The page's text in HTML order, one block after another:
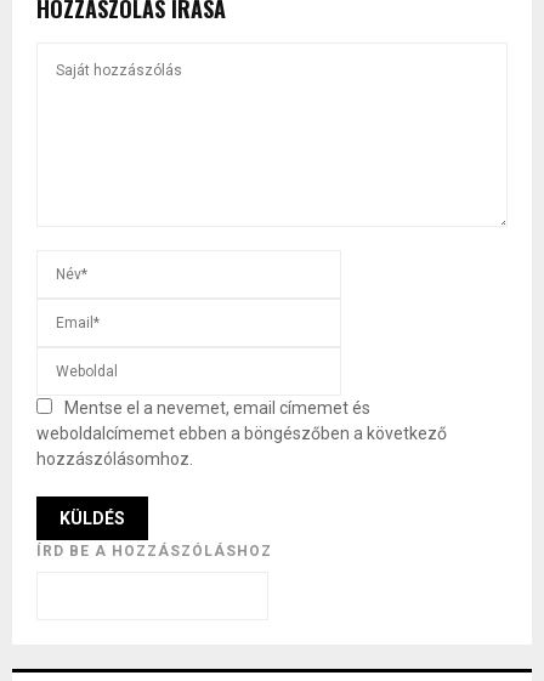
HOZZÁSZÓLÁS ÍRÁSA
Mentse el a nevemet, email címemet és
weboldalcímemet ebben a böngészőben a következő
hozzászólásomhoz.
ÍRD BE A HOZZÁSZÓLÁSHOZ